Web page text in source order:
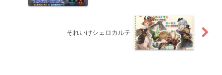
それいけシェロカルテ